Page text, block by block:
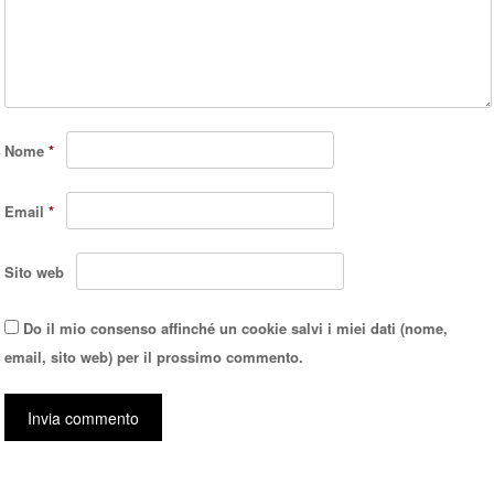
Nome*
Email*
Sito web
Do il mio consenso affinché un cookie salvi i miei dati (nome,
email, sito web) per il prossimo commento.